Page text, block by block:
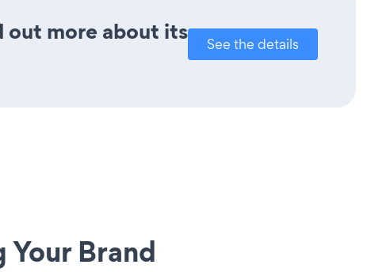
out more about its
See the details
Brand